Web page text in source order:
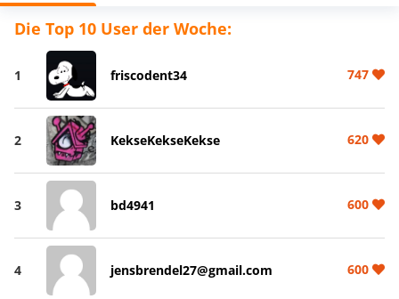
Die Top 10 User der Woche:
1 friscodent34 747
2 KekseKekseKekse 620
3 bd4941 600
4 jensbrendel27@gmail.com 600